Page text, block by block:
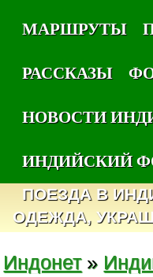
МАРШРУТЫ
РАССКАЗЫ
НОВОСТИ
ИНДИЙСКИЙ
ПОЕЗДА В
ОДЕЖДА,
Индонет»